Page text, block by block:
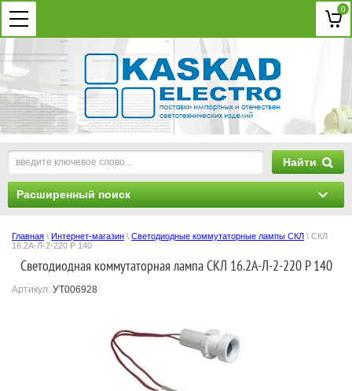
0
Найти
Расширенный поиск
Главная \ Интернет-магазин \ Светодиодные коммутаторные лампы СКЛ \ СКЛ
16.2А-Л-2-220 Р 140
Светодиодная коммутаторная лампа СКЛ 16.2А-Л-2-220 Р 140
Артикул: УТ006928